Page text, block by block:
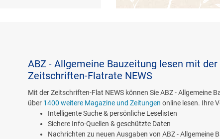
ABZ - Allgemeine Bauzeitung lesen mit der
Zeitschriften-Flatrate NEWS
Mit der Zeitschriften-Flat NEWS können Sie ABZ - Allgemeine
über 1400 weitere Magazine und Zeitungen online lesen. Ihre
Intelligente Suche & persönliche Leselisten
Sichere Info-Quellen & geschützte Daten
Nachrichten zu neuen Ausgaben von ABZ - Allgemeine